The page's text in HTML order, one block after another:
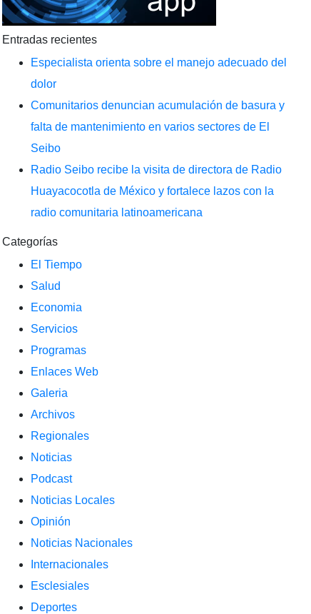
Entradas recientes
Especialista orienta sobre el manejo adecuado del
dolor
Comunitarios denuncian acumulación de basura y
falta de mantenimiento en varios sectores de El
Seibo
Radio Seibo recibe la visita de directora de Radio
Huayacocotla de México y fortalece lazos con la
radio comunitaria latinoamericana
Categorías
El Tiempo
Salud
Economia
Servicios
Programas
Enlaces Web
Galeria
Archivos
Regionales
Noticias
Podcast
Noticias Locales
Opinión
Noticias Nacionales
Internacionales
Esclesiales
Deportes